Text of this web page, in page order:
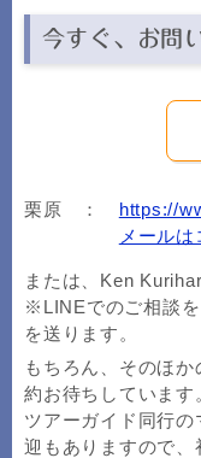
今すぐ、お問
栗原 ： https://
メールは
または、Ken
※LINEでのご相談
を送ります。
もちろん、そのほ
約お待ちしています
ツアーガイド同行
迎もありますので